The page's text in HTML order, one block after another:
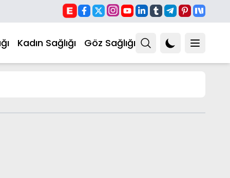
Kadın Sağlığı Göz Sağlığı